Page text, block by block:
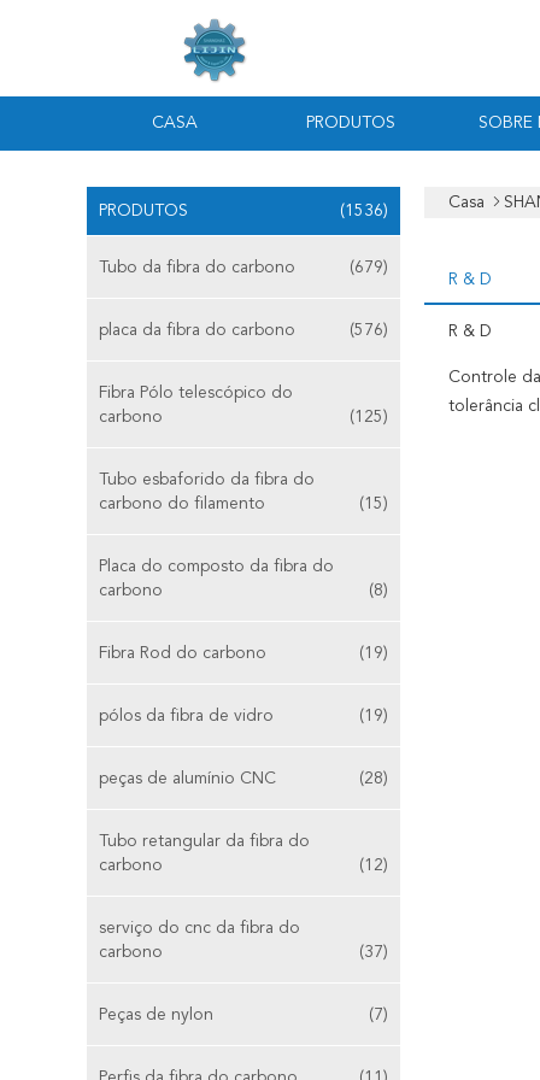
CASA PRODUTOS SOBRE
PRODUTOS (1536)
Tubo da fibra do carbono (679)
placa da fibra do carbono (576)
Fibra Pólo telescópico do
carbono
(125)
Tubo esbaforido da fibra do
carbono do filamento
(15)
Placa do composto da fibra do
carbono
(8)
Fibra Rod do carbono (19)
pólos da fibra de vidro (19)
peças de alumínio CNC (28)
Tubo retangular da fibra do
carbono
(12)
serviço do cnc da fibra do
carbono
(37)
Peças de nylon (7)
Casa
R & D
R & D
Controle
tolerância